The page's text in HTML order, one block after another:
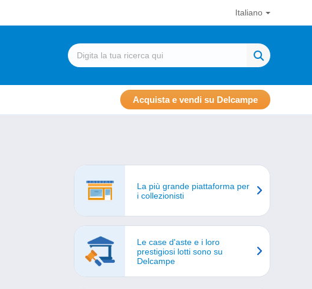
Italiano
Acquista e vendi su Delcampe
La più grande piattaforma per
i collezionisti
Le case d'aste e i loro
prestigiosi lotti sono su
Delcampe